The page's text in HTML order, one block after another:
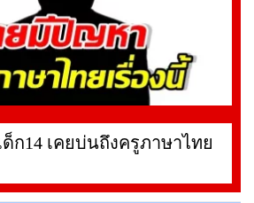
ก14 เคยบ่นถึงครูภาษาไทย